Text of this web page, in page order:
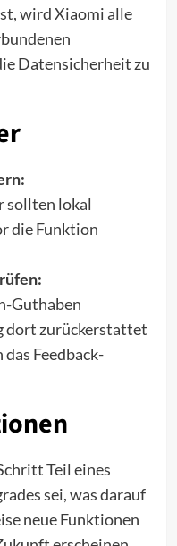
wird Xiaomi alle
Datensicherheit zu
sollten lokal
die Funktion
Guthaben
dort zurückerstattet
Feedback-
Teil eines
sei, was darauf
neue Funktionen